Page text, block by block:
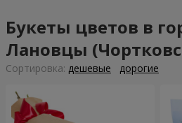
Букеты цветов в
Лановцы
Cортировка: дешевые дорогие